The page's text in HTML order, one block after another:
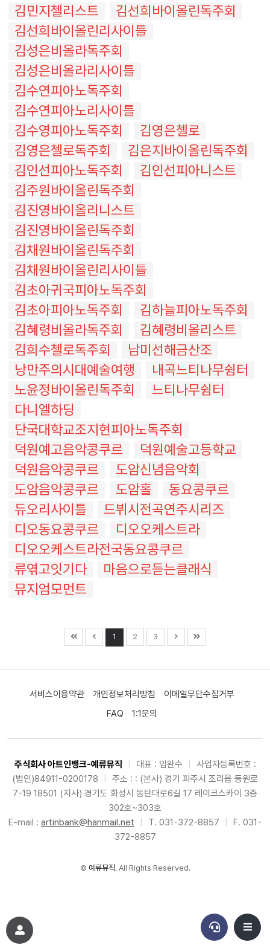
김민지첼리스트
김선희바이올린독주회
김선희바이올린리사이틀
김성은비올라독주회
김성은비올라리사이틀
김수연피아노독주회
김수연피아노리사이틀
김수영피아노독주회
김영은첼로
김영은첼로독주회
김은지바이올린독주회
김인선피아노독주회
김인선피아니스트
김주원바이올린독주회
김진영바이올리니스트
김진영바이올린독주회
김채원바이올린독주회
김채원바이올린리사이틀
김초아귀국피아노독주회
김초아피아노독주회
김하늘피아노독주회
김혜령비올라독주회
김혜령비올리스트
김희수첼로독주회
남미선해금산조
낭만주의시대예술여행
내곡느티나무쉼터
노윤정바이올린독주회
느티나무쉼터
다니엘하딩
단국대학교조지현피아노독주회
덕원예고음악콩쿠르
덕원예술고등학교
덕원음악콩쿠르
도암신념음악회
도암음악콩쿠르
도암홀
동요콩쿠르
듀오리사이틀
드뷔시전곡연주시리즈
디오동요콩쿠르
디오오케스트라
디오오케스트라전국동요콩쿠르
류엮고잇기다
마음으로듣는클래식
뮤지엄모먼트
1 2 3
서비스이용약관 개인정보처리방침
이메일무단수집거부
FAQ
1:1문의
주식회사 아트인뱅크-예류뮤직 대표 : 임완수
사업자등록번호 :
(법인)84911-0200178
주소 : : (본사) 경기 파주시 조리읍 등원로
7-19 18501 (지사) 경기도 화성시 동탄대로6길 17 레이크스카이 3층
302호~303호
E-mail : artinbank@hanmail.net T. 031-372-8857
F. 031-
372-8857
© 예류뮤직. All Rights Reserved.